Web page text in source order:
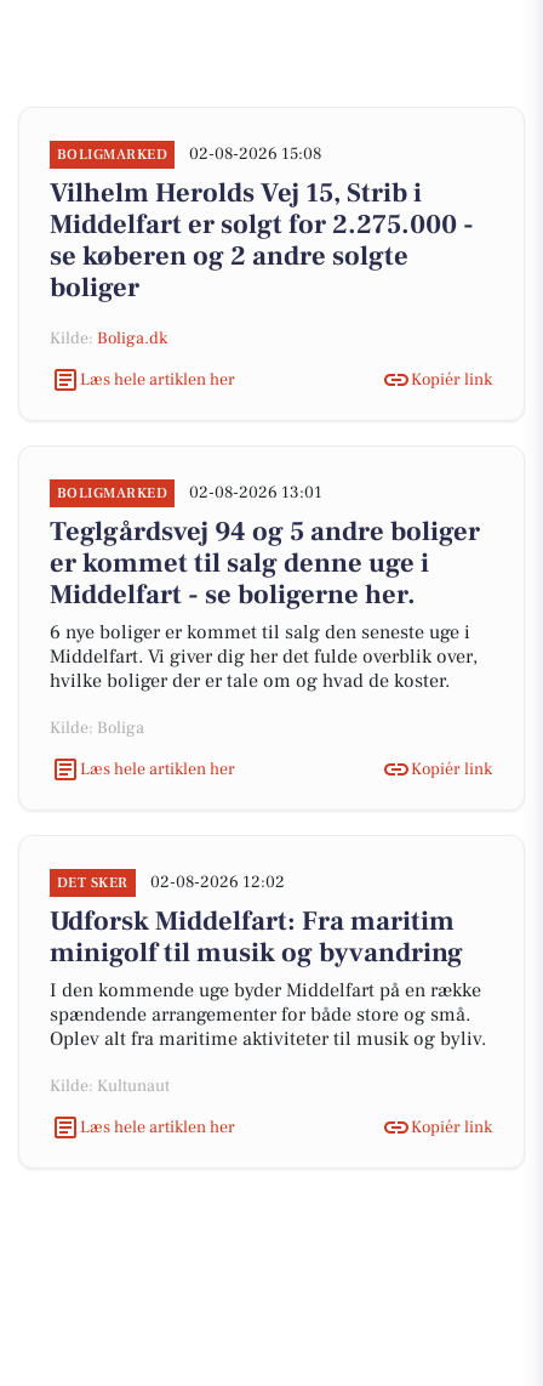
BOLIGMARKED 02-08-2026 15:08
Vilhelm Herolds Vej 15, Strib i
Middelfart er solgt for 2.275.000 -
se køberen og 2 andre solgte
boliger
Kilde: Boliga.dk
Læs hele artiklen her
Kopiér link
BOLIGMARKED 02-08-2026 13:01
Teglgårdsvej 94 og 5 andre boliger
er kommet til salg denne uge i
Middelfart - se boligerne her.
6 nye boliger er kommet til salg den seneste uge i
Middelfart. Vi giver dig her det fulde overblik over,
hvilke boliger der er tale om og hvad de koster.
Kilde: Boliga
Læs hele artiklen her
Kopiér link
DET SKER 02-08-2026 12:02
Udforsk Middelfart: Fra maritim
minigolf til musik og byvandring
I den kommende uge byder Middelfart på en række
spændende arrangementer for både store og små.
Oplev alt fra maritime aktiviteter til musik og byliv.
Kilde: Kultunaut
Læs hele artiklen her
Kopiér link